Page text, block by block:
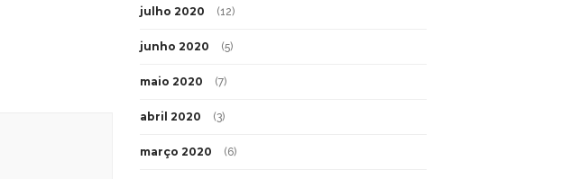
julho 2020 (12)
junho 2020 (5)
maio 2020 (7)
abril 2020 (3)
março 2020 (6)